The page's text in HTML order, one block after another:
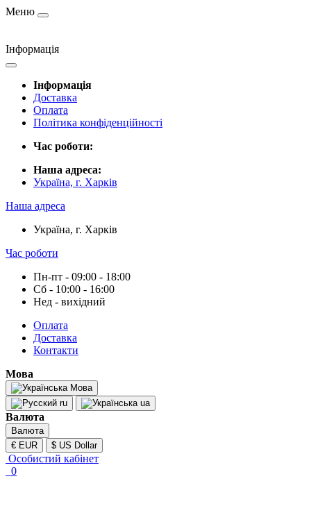
Меню
Інформація
Інформація
Доставка
Оплата
Політика конфіденційності
Час роботи:
Наша адреса:
Україна, г. Харків
Наша адреса
Україна, г. Харків
Час роботи
Пн-пт - 09:00 - 18:00
Сб - 10:00 - 16:00
Нед - вихідний
Оплата
Доставка
Контакти
Мова
Мова
ru
ua
Валюта
Валюта
€ EUR
$ US Dollar
Особистий кабінет
0